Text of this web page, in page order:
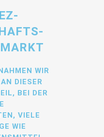
WIR
DIESER
BEI DER
VIELE
WIE